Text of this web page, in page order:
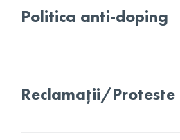
Politica anti-doping
Reclamații/Proteste